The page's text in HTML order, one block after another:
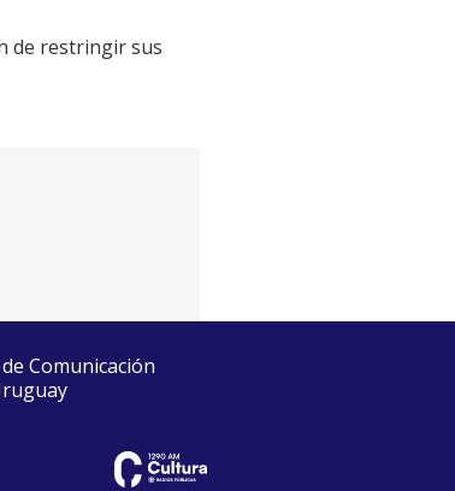
de restringir sus
Comunicación